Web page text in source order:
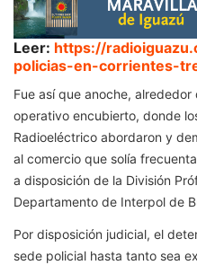
Leer: https://
policias-en-corrientes-
Fue así que anoche, alrededor
operativo encubierto, donde
Radioeléctrico abordaron y
al comercio que solía
a disposición de la División
Departamento de Interpol de
Por disposición judicial, el
sede policial hasta tanto sea